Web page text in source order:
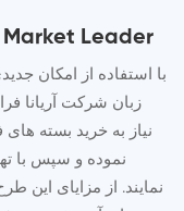
دانلود نسخه های اینترنتی برنامه Market Leader
با استفاده از امکان
زبان شرکت آریانا
نیاز به خرید بسته
نموده و سپس با
نمایند. از مزایای